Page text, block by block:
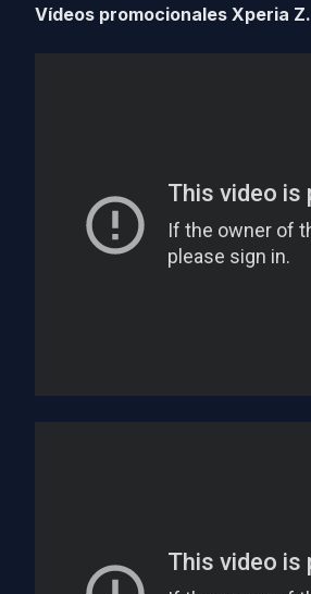
Vídeos promocionales Xperia Z.